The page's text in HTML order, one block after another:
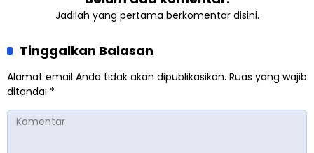
Jadilah yang pertama berkomentar disini.
Tinggalkan Balasan
Alamat email Anda tidak akan dipublikasikan. Ruas yang wajib
ditandai *